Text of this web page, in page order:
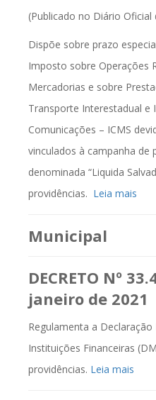
(Publicado no Diário Oficial
Dispõe sobre prazo
Imposto sobre Operações
Mercadorias e sobre
Transporte Interestadual e
Comunicações – ICMS
vinculados à campanha de
denominada “Liquida
providências. Leia mais
Municipal
DECRETO Nº
janeiro de 2021
Regulamenta a
Instituições Financeiras
providências. Leia mais